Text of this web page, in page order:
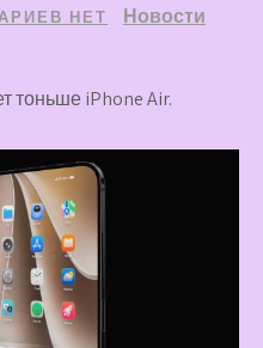
НЕТ
Новости
тоньше iPhone Air.